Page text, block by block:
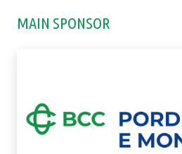
MAIN SPONSOR